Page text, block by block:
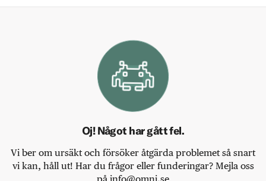
Oj! Något har gått fel.
Vi ber om ursäkt och försöker åtgärda problemet så snart
vi kan, håll ut! Har du frågor eller funderingar? Mejla oss